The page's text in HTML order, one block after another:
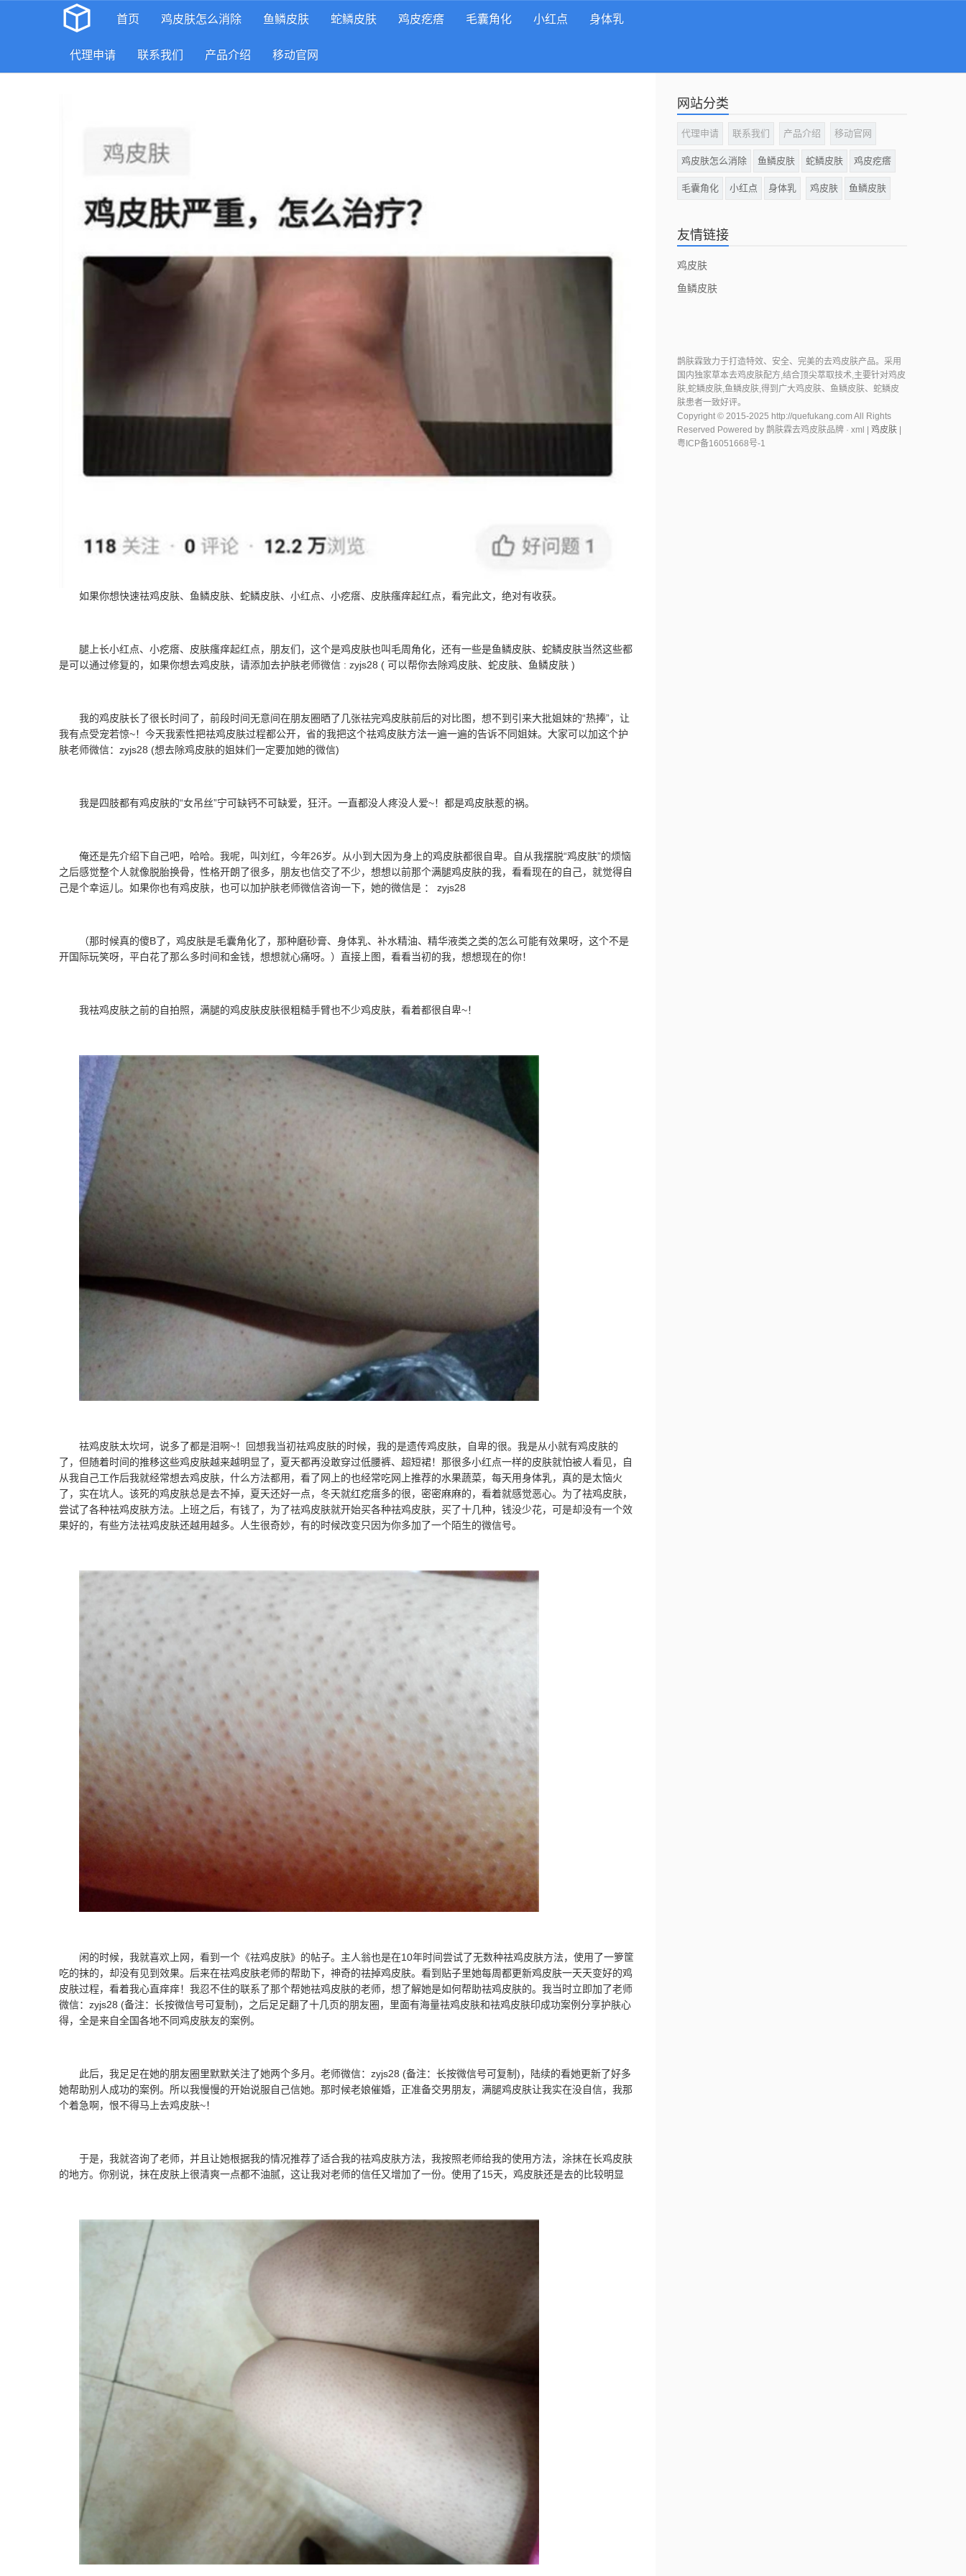
首页 鸡皮肤怎么消除 鱼鳞皮肤 蛇鳞皮肤 鸡皮疙瘩 毛囊角化 小红点 身体乳
代理申请 联系我们 产品介绍 移动官网
如果你想快速祛鸡皮肤、鱼鳞皮肤、蛇鳞皮肤、小红点、小疙瘩、皮肤瘙痒起红点，看完此文，绝对有收获。
腿上长小红点、小疙瘩、皮肤瘙痒起红点，朋友们，这个是鸡皮肤也叫毛周角化，还有一些是鱼鳞皮肤、蛇鳞皮肤当然这些都
是可以通过修复的，如果你想去鸡皮肤，请添加去护肤老师微信 : zyjs28 ( 可以帮你去除鸡皮肤、蛇皮肤、鱼鳞皮肤 )
我的鸡皮肤长了很长时间了，前段时间无意间在朋友圈晒了几张祛完鸡皮肤前后的对比图，想不到引来大批姐妹的“热捧”，让
我有点受宠若惊~！今天我索性把祛鸡皮肤过程都公开，省的我把这个祛鸡皮肤方法一遍一遍的告诉不同姐妹。大家可以加这个护
肤老师微信：zyjs28 (想去除鸡皮肤的姐妹们一定要加她的微信)
我是四肢都有鸡皮肤的“女吊丝”宁可缺钙不可缺爱，狂汗。一直都没人疼没人爱~！都是鸡皮肤惹的祸。
俺还是先介绍下自己吧，哈哈。我呢，叫刘红，今年26岁。从小到大因为身上的鸡皮肤都很自卑。自从我摆脱“鸡皮肤”的烦恼
之后感觉整个人就像脱胎换骨，性格开朗了很多，朋友也信交了不少，想想以前那个满腿鸡皮肤的我，看看现在的自己，就觉得自
己是个幸运儿。如果你也有鸡皮肤，也可以加护肤老师微信咨询一下，她的微信是 ： zyjs28
（那时候真的傻B了，鸡皮肤是毛囊角化了，那种磨砂膏、身体乳、补水精油、精华液类之类的怎么可能有效果呀，这个不是
开国际玩笑呀，平白花了那么多时间和金钱，想想就心痛呀。）直接上图，看看当初的我，想想现在的你！
我祛鸡皮肤之前的自拍照，满腿的鸡皮肤皮肤很粗糙手臂也不少鸡皮肤，看着都很自卑~！
祛鸡皮肤太坎坷，说多了都是泪啊~！回想我当初祛鸡皮肤的时候，我的是遗传鸡皮肤，自卑的很。我是从小就有鸡皮肤的
了，但随着时间的推移这些鸡皮肤越来越明显了，夏天都再没敢穿过低腰裤、超短裙！那很多小红点一样的皮肤就怕被人看见，自
从我自己工作后我就经常想去鸡皮肤，什么方法都用，看了网上的也经常吃网上推荐的水果蔬菜，每天用身体乳，真的是太恼火
了，实在坑人。该死的鸡皮肤总是去不掉，夏天还好一点，冬天就红疙瘩多的很，密密麻麻的，看着就感觉恶心。为了祛鸡皮肤，
尝试了各种祛鸡皮肤方法。上班之后，有钱了，为了祛鸡皮肤就开始买各种祛鸡皮肤，买了十几种，钱没少花，可是却没有一个效
果好的，有些方法祛鸡皮肤还越用越多。人生很奇妙，有的时候改变只因为你多加了一个陌生的微信号。
闲的时候，我就喜欢上网，看到一个《祛鸡皮肤》的帖子。主人翁也是在10年时间尝试了无数种祛鸡皮肤方法，使用了一箩筐
吃的抹的，却没有见到效果。后来在祛鸡皮肤老师的帮助下，神奇的祛掉鸡皮肤。看到贴子里她每周都更新鸡皮肤一天天变好的鸡
皮肤过程，看着我心直痒痒！我忍不住的联系了那个帮她祛鸡皮肤的老师，想了解她是如何帮助祛鸡皮肤的。我当时立即加了老师
微信：zyjs28 (备注：长按微信号可复制)，之后足足翻了十几页的朋友圈，里面有海量祛鸡皮肤和祛鸡皮肤印成功案例分享护肤心
得，全是来自全国各地不同鸡皮肤友的案例。
此后，我足足在她的朋友圈里默默关注了她两个多月。老师微信：zyjs28 (备注：长按微信号可复制)，陆续的看她更新了好多
她帮助别人成功的案例。所以我慢慢的开始说服自己信她。那时候老娘催婚，正准备交男朋友，满腿鸡皮肤让我实在没自信，我那
个着急啊，恨不得马上去鸡皮肤~！
于是，我就咨询了老师，并且让她根据我的情况推荐了适合我的祛鸡皮肤方法，我按照老师给我的使用方法，涂抹在长鸡皮肤
的地方。你别说，抹在皮肤上很清爽一点都不油腻，这让我对老师的信任又增加了一份。使用了15天，鸡皮肤还是去的比较明显
网站分类
代理申请 联系我们 产品介绍 移动官网
鸡皮肤怎么消除 鱼鳞皮肤 蛇鳞皮肤 鸡皮疙瘩
毛囊角化 小红点 身体乳 鸡皮肤 鱼鳞皮肤
友情链接
鸡皮肤
鱼鳞皮肤
鹊肤霖致力于打造特效、安全、完美的去鸡皮肤产品。采用
国内独家草本去鸡皮肤配方,结合顶尖萃取技术,主要针对鸡皮
肤,蛇鳞皮肤,鱼鳞皮肤,得到广大鸡皮肤、鱼鳞皮肤、蛇鳞皮
肤患者一致好评。
Copyright © 2015-2025 http://quefukang.com All Rights
Reserved Powered by 鹊肤霖去鸡皮肤品牌 · xml | 鸡皮肤
粤ICP备16051668号-1